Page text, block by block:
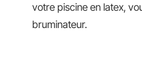
votre piscine en latex,
bruminateur.